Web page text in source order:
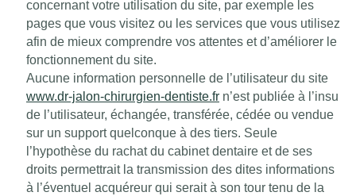
concernant votre utilisation du site, par exemple les
pages que vous visitez ou les services que vous utilisez
afin de mieux comprendre vos attentes et d’améliorer le
fonctionnement du site.
Aucune information personnelle de l’utilisateur du site
www.dr-jalon-chirurgien-dentiste.fr n’est publiée à l’insu
de l’utilisateur, échangée, transférée, cédée ou vendue
sur un support quelconque à des tiers. Seule
l’hypothèse du rachat du cabinet dentaire et de ses
droits permettrait la transmission des dites informations
à l’éventuel acquéreur qui serait à son tour tenu de la